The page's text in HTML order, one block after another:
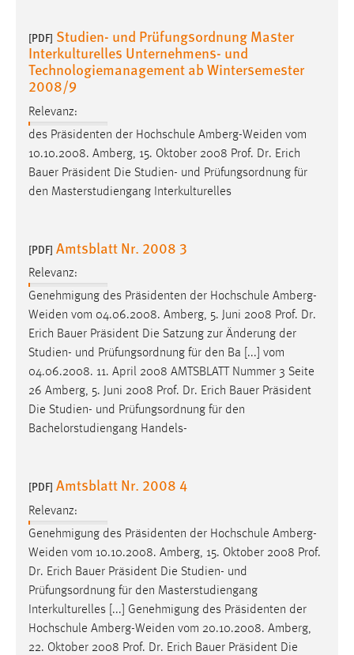
[PDF] Studien- und Prüfungsordnung Master
Interkulturelles Unternehmens- und
Technologiemanagement ab Wintersemester
2008/9
Relevanz:
des Präsidenten der Hochschule Amberg-Weiden vom
10.10.2008. Amberg, 15. Oktober 2008 Prof. Dr. Erich
Bauer Präsident Die Studien- und Prüfungsordnung für
den Masterstudiengang Interkulturelles
[PDF] Amtsblatt Nr. 2008 3
Relevanz:
Genehmigung des Präsidenten der Hochschule Amberg-
Weiden vom 04.06.2008. Amberg, 5. Juni 2008 Prof. Dr.
Erich Bauer Präsident Die Satzung zur Änderung der
Studien- und Prüfungsordnung für den Ba [...] vom
04.06.2008. 11. April 2008 AMTSBLATT Nummer 3 Seite
26 Amberg, 5. Juni 2008 Prof. Dr. Erich Bauer Präsident
Die Studien- und Prüfungsordnung für den
Bachelorstudiengang Handels-
[PDF] Amtsblatt Nr. 2008 4
Relevanz:
Genehmigung des Präsidenten der Hochschule Amberg-
Weiden vom 10.10.2008. Amberg, 15. Oktober 2008 Prof.
Dr. Erich Bauer Präsident Die Studien- und
Prüfungsordnung für den Masterstudiengang
Interkulturelles [...] Genehmigung des Präsidenten der
Hochschule Amberg-Weiden vom 20.10.2008. Amberg,
22. Oktober 2008 Prof. Dr. Erich Bauer Präsident Die